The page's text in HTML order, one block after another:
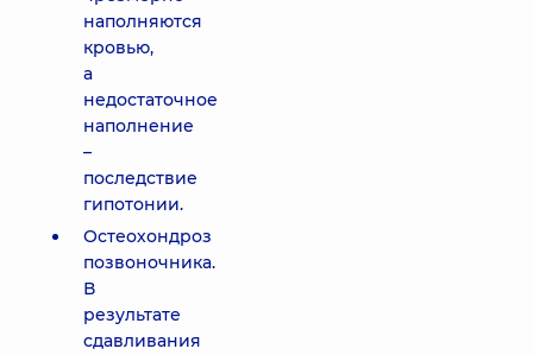
наполняются
кровью,
а
недостаточное
наполнение
–
последствие
гипотонии.
Остеохондроз
позвоночника.
В
результате
сдавливания